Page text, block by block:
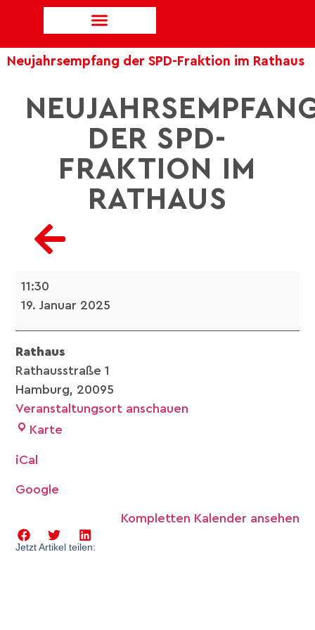
Neujahrsempfang der SPD-Fraktion im Rathaus
DER SPD-
FRAKTION IM
RATHAUS
11:30
19. Januar 2025
Rathaus
Rathausstraße 1
Hamburg, 20095
Veranstaltungsort anschauen
Karte
iCal
Google
Kompletten Kalender ansehen
Jetzt Artikel teilen: